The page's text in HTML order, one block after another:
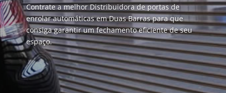
Contrate a melhor Distribuidora de portas de
enrolar automáticas em Duas Barras para que
consiga garantir um fechamento eficiente de seu
espaço.